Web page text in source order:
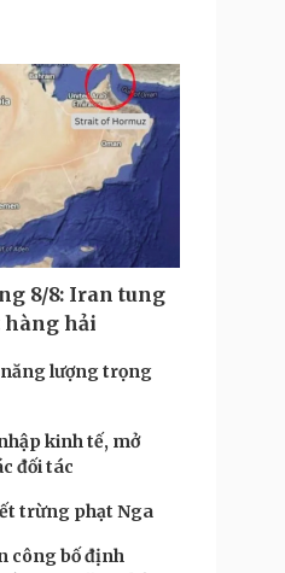
8/8: Iran tung
hàng hải
năng lượng trọng
kinh tế, mở
đối tác
trừng phạt Nga
công bố định